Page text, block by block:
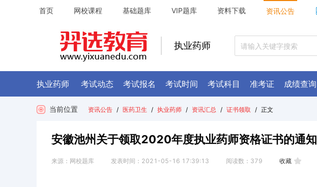
首页 网校课程 基础题库 VIP题库 资料下载 资讯公告
执业药师
执业药师 考试动态 考试报名 考试时间 考试科目 准考证 成绩查询
当前位置 资讯公告 / 医药卫生 / 执业药师 / 资讯汇总 / 证书领取 / 正文
安徽池州关于领取2020年度执业药师资格证书的通知
来源： 网校题库 发表时间： 2021-05-16 17:39:13 阅读数： 379 收藏